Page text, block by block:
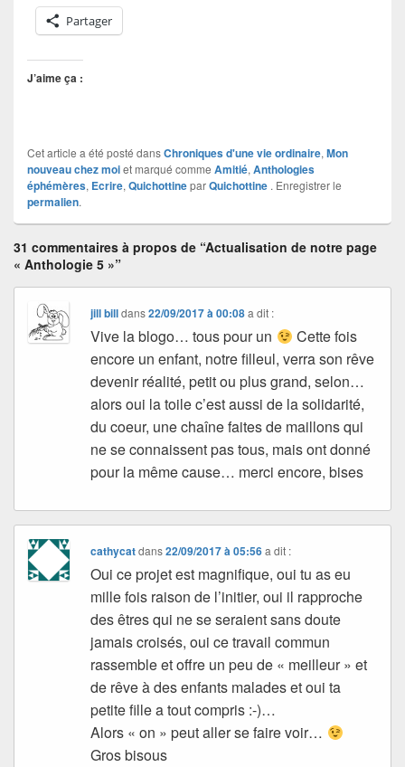
Partager
J’aime ça :
Cet article a été posté dansChroniques d'une vie ordinaire,Mon
nouveau chez moiet marqué comme Amitié,Anthologies
éphémères, Ecrire,QuichottineparQuichottine . Enregistrer le
permalien.
31 commentaires à propos de “Actualisation de notre page
« Anthologie 5 »”
jill billdans22/09/2017 à 00:08 a dit :
Vive la blogo… tous pour un
Cette fois
encore un enfant, notre filleul, verra son rêve
devenir réalité, petit ou plus grand, selon…
alors oui la toile c’est aussi de la solidarité,
du coeur, une chaîne faites de maillons qui
ne se connaissent pas tous, mais ont donné
pour la même cause… merci encore, bises
cathycatdans22/09/2017 à 05:56 a dit :
Oui ce projet est magnifique, oui tu as eu
mille fois raison de l’initier, oui il rapproche
des êtres qui ne se seraient sans doute
jamais croisés, oui ce travail commun
rassemble et offre un peu de « meilleur » et
de rêve à des enfants malades et oui ta
petite fille a tout compris :-)…
Alors « on » peut aller se faire voir…
Gros bisous